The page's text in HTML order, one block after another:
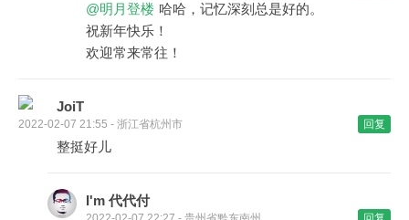
@明月登楼 哈哈，记忆深刻总是好的。
祝新年快乐！
欢迎常来常往！
JoiT
2022-02-07 21:55 - 浙江省杭州市 回复
整挺好儿
I'm 代代付